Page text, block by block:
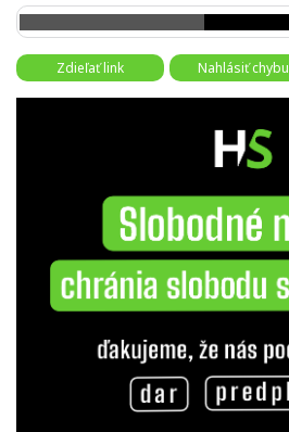
Zdieľať link Nahlásiť chybu